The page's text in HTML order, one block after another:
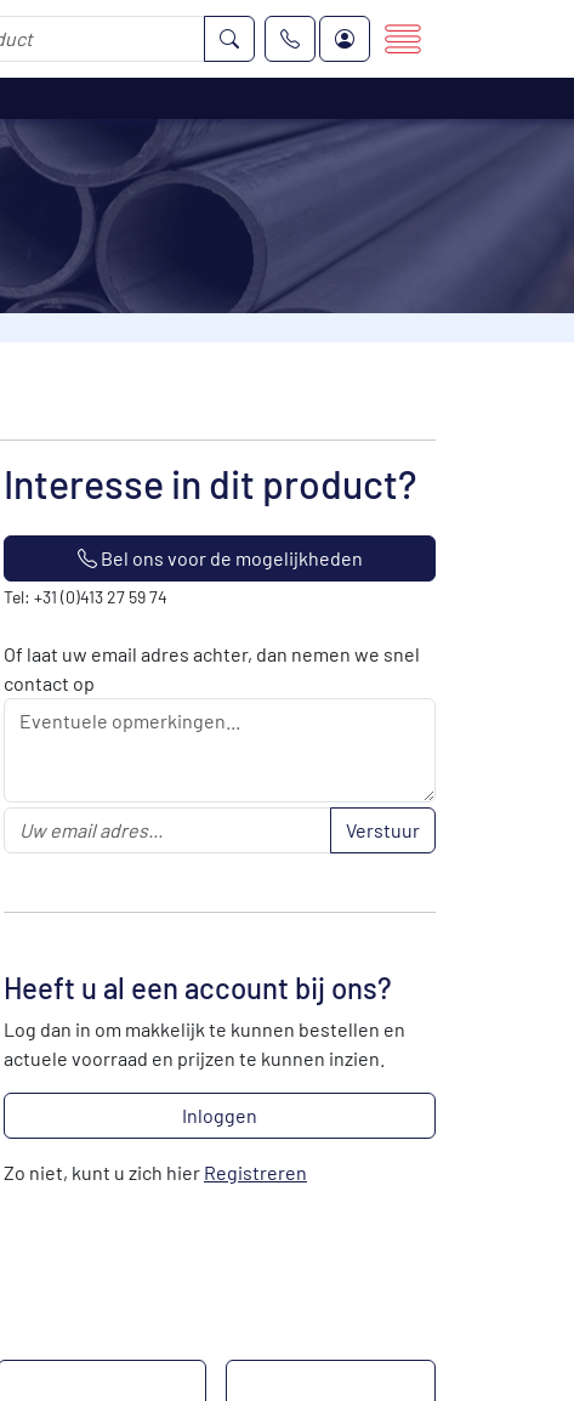
Interesse in dit product?
Bel ons voor de mogelijkheden
Tel: +31 (0)413 27 59 74
Of laat uw email adres achter, dan nemen we snel
contact op
Verstuur
Heeft u al een account bij ons?
Log dan in om makkelijk te kunnen bestellen en
actuele voorraad en prijzen te kunnen inzien.
Inloggen
Zo niet, kunt u zich hier Registreren